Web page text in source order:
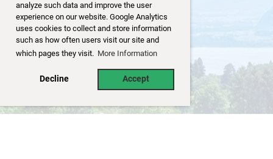
analyze such data and improve the user
experience on our website. Google Analytics
uses cookies to collect and store information
such as how often users visit our site and
which pages they visit. More Information
Decline Accept